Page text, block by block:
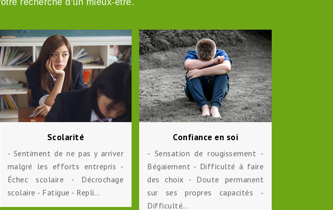
Scolarité
- Sentiment de ne pas y arriver
malgré les efforts entrepris -
Échec scolaire - Décrochage
scolaire - Fatigue - Repli…
Confiance en soi
- Sensation de rougissement -
Bégaiement - Difficulté à faire
des choix - Doute permanent
sur ses propres capacités -
Difficulté…